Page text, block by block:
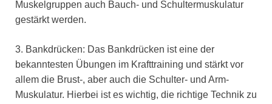
Muskelgruppen auch Bauch- und Schultermuskulatur
gestärkt werden.
3. Bankdrücken: Das Bankdrücken ist eine der
bekanntesten Übungen im Krafttraining und stärkt vor
allem die Brust-, aber auch die Schulter- und Arm-
Muskulatur. Hierbei ist es wichtig, die richtige Technik zu